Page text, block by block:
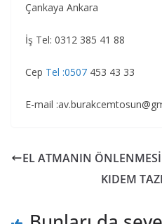
Çankaya Ankara
İş Tel: 0312 385 41 88
Cep Tel :0507 453 43 33
E-mail
EL ATMANIN
KIDEM